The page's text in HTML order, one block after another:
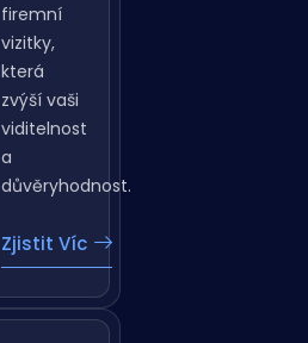
založením
a
správou
firemní
vizitky,
která
zvýší vaši
a
důvěryhodnost.
Zjistit Víc